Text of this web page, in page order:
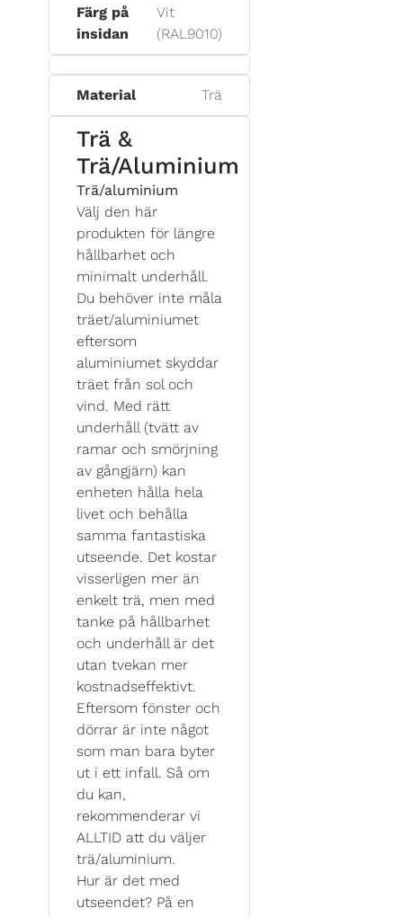
Färg på
insidan
Vit
(RAL9010)
Material Trä
Trä &
Trä/Aluminium
Trä/aluminium
Välj den här
produkten för längre
hållbarhet och
minimalt underhåll.
Du behöver inte måla
träet/aluminiumet
eftersom
aluminiumet skyddar
träet från sol och
vind. Med rätt
underhåll (tvätt av
ramar och smörjning
av gångjärn) kan
enheten hålla hela
livet och behålla
samma fantastiska
utseende. Det kostar
visserligen mer än
enkelt trä, men med
tanke på hållbarhet
och underhåll är det
utan tvekan mer
kostnadseffektivt.
Eftersom fönster och
dörrar är inte något
som man bara byter
ut i ett infall. Så om
du kan,
rekommenderar vi
ALLTID att du väljer
trä/aluminium.
Hur är det med
utseendet? På en